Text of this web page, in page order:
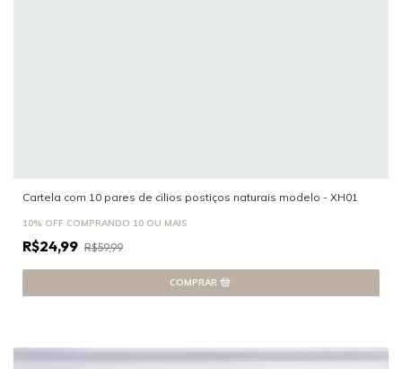
Cartela com 10 pares de cilios postiços naturais modelo - XH01
10% OFF COMPRANDO 10 OU MAIS
R$24,99 R$59,99